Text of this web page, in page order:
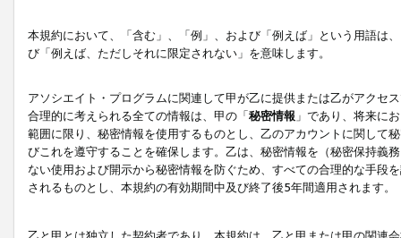
本規約において、「含む」、「例」、および「例えば」という用語は
び「例えば、ただしそれに限定されない」を意味します。
アソシエイト・プログラムに関連して甲が乙に提供または乙がアクセ
合理的に考えられる全ての情報は、甲の「秘密情報 」であり、将来に
範囲に限り、秘密情報を使用するものとし、乙のアカウントに関して
びこれを遵守することを確保します。乙は、秘密情報を（秘密保持義
ない使用および開示から秘密情報を防ぐため、すべての合理的な手段
されるものとし、本規約の有効期間中及び終了後5年間適用されます。